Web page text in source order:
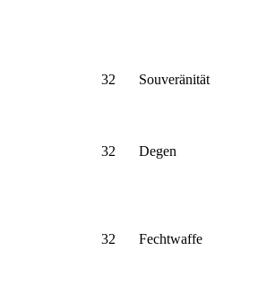
32 Souveränität
32 Degen
32 Fechtwaffe